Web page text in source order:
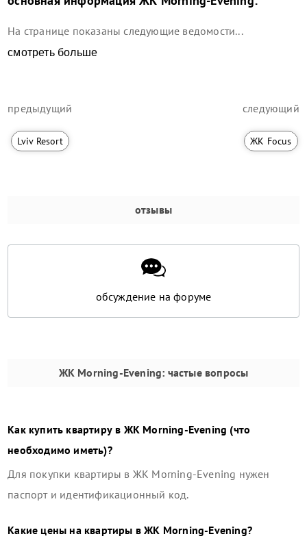
На странице показаны следующие ведомости...
смотреть больше
предыдущий
Lviv Resort
следующий
ЖК Focus
отзывы
обсуждение на форуме
ЖК Morning-Evening: частые вопросы
Как купить квартиру в ЖК Morning-Evening (что
необходимо иметь)?
Для покупки квартиры в ЖК Morning-Evening нужен
паспорт и идентификационный код.
Какие цены на квартиры вЖК Morning-Evening?